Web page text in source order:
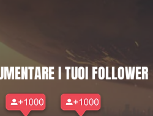
I TUOI FOLLOWER